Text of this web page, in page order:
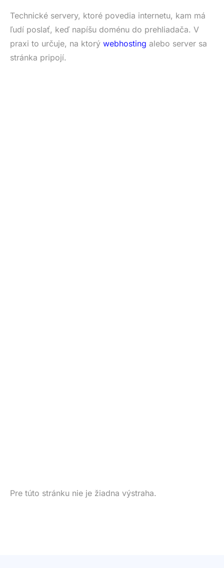
Technické servery, ktoré povedia internetu, kam má
ľudí poslať, keď napíšu doménu do prehliadača. V
praxi to určuje, na ktorý webhosting alebo server sa
stránka pripojí.
Pre túto stránku nie je žiadna výstraha.